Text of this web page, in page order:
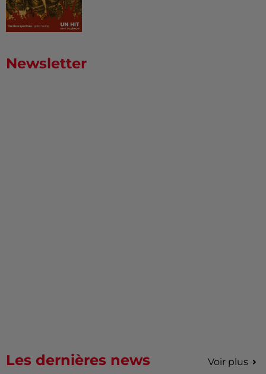
Newsletter
Les dernières news Voir plus